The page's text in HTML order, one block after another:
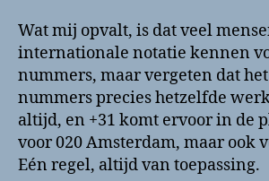
Wat mij opvalt, is dat veel
internationale notatie kennen
nummers, maar vergeten dat
nummers precies hetzelfde
altijd, en +31 komt ervoor in de
voor 020 Amsterdam, maar ook
Eén regel, altijd van toepassing.